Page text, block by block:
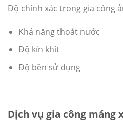
Độ chính xác trong gia công
Khả năng thoát nước
Độ kín khít
Độ bền sử dụng
Dịch vụ gia công máng